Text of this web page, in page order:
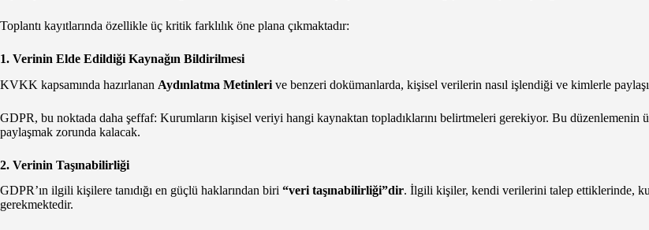
Toplantı kayıtlarında özellikle üç kritik farklılık öne plana çıkmaktadır:
1. Verinin Elde Edildiği Kaynağın Bildirilmesi
KVKK kapsamında hazırlanan Aydınlatma Metinleri ve benzeri dokümanlarda, kişisel verilerin nasıl işlendiği ve kimlerle
GDPR, bu noktada daha şeffaf: Kurumların kişisel veriyi hangi kaynaktan topladıklarını belirtmeleri gerekiyor. Bu düzenlemenin
paylaşmak zorunda kalacak.
2. Verinin Taşınabilirliği
GDPR’ın ilgili kişilere tanıdığı en güçlü haklarından biri “veri taşınabilirliği”dir. İlgili kişiler, kendi verilerini talep ettiklerinde,
gerekmektedir.